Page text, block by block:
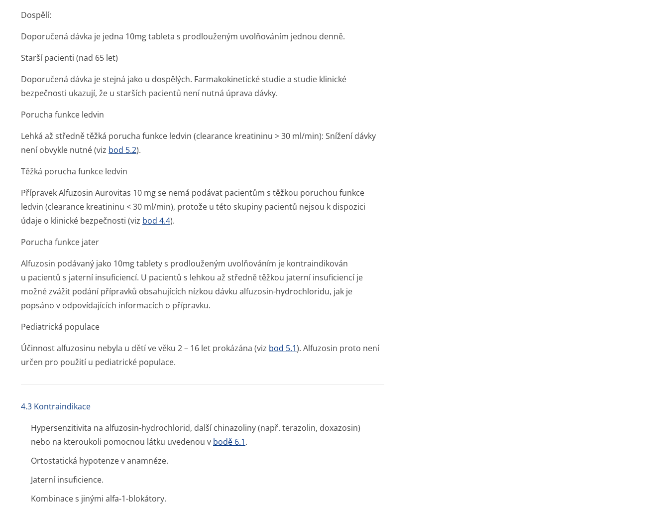
Dospělí:
Doporučená dávka je jedna 10mg tableta s prodlouženým uvolňováním jednou denně.
Starší pacienti (nad 65 let)
Doporučená dávka je stejná jako u dospělých. Farmakokinetické studie a studie klinické
bezpečnosti ukazují, že u starších pacientů není nutná úprava dávky.
Porucha funkce ledvin
Lehká až středně těžká porucha funkce ledvin (clearance kreatininu > 30 ml/min): Snížení dávky
není obvykle nutné (viz bod 5.2).
Těžká porucha funkce ledvin
Přípravek Alfuzosin Aurovitas 10 mg se nemá podávat pacientům s těžkou poruchou funkce
ledvin (clearance kreatininu < 30 ml/min), protože u této skupiny pacientů nejsou k dispozici
údaje o klinické bezpečnosti (viz bod 4.4).
Porucha funkce jater
Alfuzosin podávaný jako 10mg tablety s prodlouženým uvolňováním je kontraindikován
u pacientů s jaterní insuficiencí. U pacientů s lehkou až středně těžkou jaterní insuficiencí je
možné zvážit podání přípravků obsahujících nízkou dávku alfuzosin-hydrochloridu, jak je
popsáno v odpovídajících informacích o přípravku.
Pediatrická populace
Účinnost alfuzosinu nebyla u dětí ve věku 2 – 16 let prokázána (viz bod 5.1). Alfuzosin proto není
určen pro použití u pediatrické populace.
4.3 Kontraindikace
Hypersenzitivita na alfuzosin-hydrochlorid, další chinazoliny (např. terazolin, doxazosin)
nebo na kteroukoli pomocnou látku uvedenou v bodě 6.1.
Ortostatická hypotenze v anamnéze.
Jaterní insuficience.
Kombinace s jinými alfa-1-blokátory.